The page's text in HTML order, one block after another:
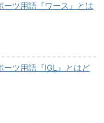
ーツ用語『ワース』とは
ーツ用語『IGL』とはど